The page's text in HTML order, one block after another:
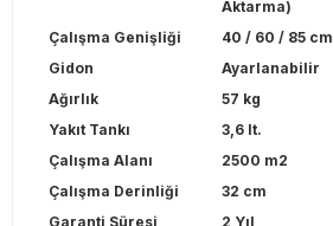
Aktarma)
Çalışma Genişliği
40 / 60 / 85 cm
Gidon
Ayarlanabilir
Ağırlık
57 kg
Yakıt Tankı
3,6 lt.
Çalışma Alanı
2500 m2
Çalışma Derinliği
32 cm
Garanti Süresi
2 Yıl